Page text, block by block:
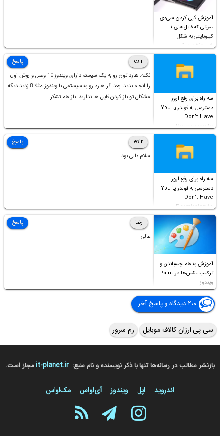
آموزش کپی کردن سی‌دی
صوتی که فایل‌های ۱
کیلوبایتی به شکل
شورت‌کات در آن موجود
است!
سه راه برای رفع ارور
دسترسی به فولدر یا You
Don’t Have
Permission to
Access this folder
exir
نکته: هارد تون رو به یک سیستم دارای ویندوز 10 وصل و روش اول
را انجام بدید. بعد اگر هارد رو به سیستمی با ویندوز مثلا 8 زدید دیگه
مشکلی تو باز کردن فایل ها ندارید. باز هم تشکر
پاسخ
سه راه برای رفع ارور
دسترسی به فولدر یا You
Don’t Have
Permission to
Access this folder
exir
سلام عالی بود.
پاسخ
آموزش به هم چسباندن و
ترکیب عکس‌ها در Paint
ویندوز
رضا
عالی
پاسخ
۲۰۰ دیدگاه و پاسخ آخر
سی پی ارزان کالاف موبایل رم سرور
بازنشر مطالب در رسانه‌ها تنها با ذکر نویسنده و نام منبع: it-planet.irمجاز است.
اندروید اپل ویندوز آی‌او‌اس مک‌او‌اس